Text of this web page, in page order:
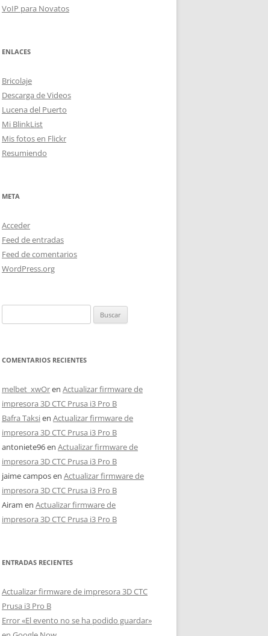
VoIP para Novatos
ENLACES
Bricolaje
Descarga de Videos
Lucena del Puerto
Mi BlinkList
Mis fotos en Flickr
Resumiendo
META
Acceder
Feed de entradas
Feed de comentarios
WordPress.org
COMENTARIOS RECIENTES
melbet_xwOren Actualizar firmware de
impresora 3D CTC Prusa i3 Pro B
Bafra Taksien Actualizar firmware de
impresora 3D CTC Prusa i3 Pro B
antoniete96en Actualizar firmware de
impresora 3D CTC Prusa i3 Pro B
jaime camposen Actualizar firmware de
impresora 3D CTC Prusa i3 Pro B
Airam en Actualizar firmware de
impresora 3D CTC Prusa i3 Pro B
ENTRADAS RECIENTES
Actualizar firmware de impresora 3D CTC
Prusa i3 Pro B
Error «El evento no se ha podido guardar»